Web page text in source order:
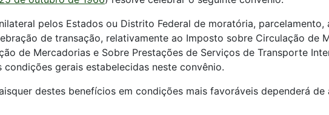
pelos Estados ou Distrito Federal de moratória,
de transação, relativamente ao Imposto sobre Circulação de
de Mercadorias e Sobre Prestações de Serviços de Transporte
gerais estabelecidas neste convênio.
destes benefícios em condições mais favoráveis dependerá